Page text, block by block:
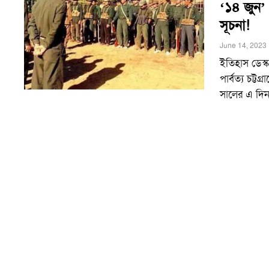
‘১৪ জুন’
সূচনা!
June 14, 2023
ইতিহাস
পার্বত্য
সালের এ